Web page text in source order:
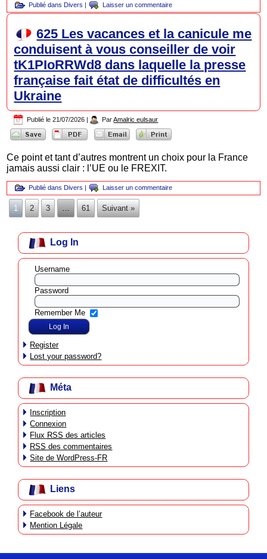
Publié dans Divers | Laisser un commentaire
625 Les vacances et la canicule me
conduisent à vous conseiller de voir
tK1PIoRRWd8 dans laquelle la presse
française fait état de difficultés en
Ukraine
Publié le 21/07/2026 | Par Amalric eulsaur
Ce point et tant d’autres montrent un choix pour la France
jamais aussi clair : l’UE ou le FREXIT.
Publié dans Divers Laisser un commentaire
1 2 3 … 61 Suivant »
Log In
Username
Password
Remember Me
Register
Lost your password?
Méta
Inscription
Connexion
Flux RSS des articles
RSS des commentaires
Site de WordPress-FR
Liens
Facebook de l’auteur
Mention Légale